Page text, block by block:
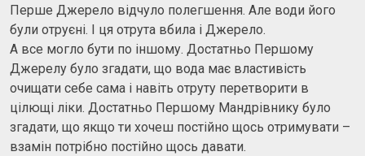
Перше Джерело відчуло полегшення. Але води його
були отруєні. І ця отрута вбила і Джерело.
А все могло бути по іншому. Достатньо Першому
Джерелу було згадати, що вода має властивість
очищати себе сама і навіть отруту перетворити в
цілющі ліки. Достатньо Першому Мандрівнику було
згадати, що якщо ти хочеш постійно щось отримувати –
взамін потрібно постійно щось давати.